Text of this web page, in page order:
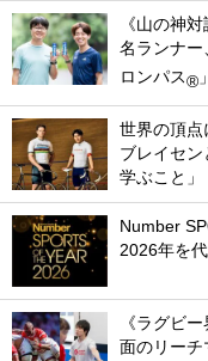
《山の神
名ランナー
ロンパス®
世界の頂点
ブレイセ
学ぶこと」
Number
2026年を
《ラグビ
面のリー